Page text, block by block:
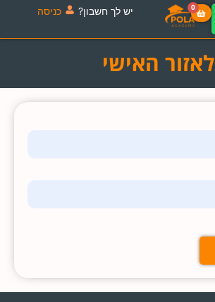
יש לך חשבון? כניסה 0
לאזור האישי